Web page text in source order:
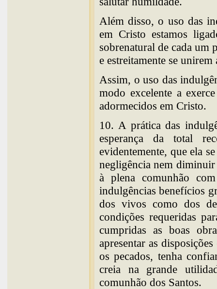
Além disso, o uso das
em Cristo estamos
sobrenatural de cada um
e estreitamente se unirem
Assim, o uso das
modo excelente a
adormecidos em Cristo.
10. A prática das
esperança da total
evidentemente, que ela
negligência nem diminuir
à plena comunhão
indulgências benefícios
dos vivos como dos
condições requeridas
cumpridas as boas
apresentar as
os pecados, tenha
creia na grande
comunhão dos Santos.